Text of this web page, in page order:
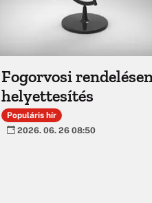
Fogorvosi
helyettesítés
Populáris hír
2026. 06. 26 08:50